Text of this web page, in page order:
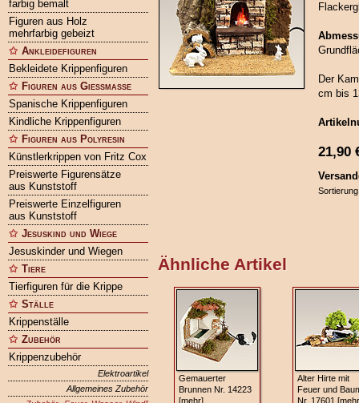
farbig bemalt
Figuren aus Holz
mehrfarbig gebeizt
Ankleidefiguren
Bekleidete Krippenfiguren
Figuren aus Gießmasse
Spanische Krippenfiguren
Kindliche Krippenfiguren
Figuren aus Polyresin
Künstlerkrippen von Fritz Cox
Preiswerte Figurensätze
aus Kunststoff
Preiswerte Einzelfiguren
aus Kunststoff
Jesuskind und Wiege
Jesuskinder und Wiegen
Tiere
Tierfiguren für die Krippe
Ställe
Krippenställe
Zubehör
Krippenzubehör
Elektroartikel
Allgemeines Zubehör
Der
cm bis
21,90
Ähnliche Artikel
Gemauerter
Brunnen Nr. 14223
[mehr]
Alter Hirte mit
Feuer und
Nr. 17601